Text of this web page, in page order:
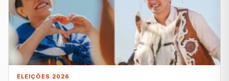
ELEIÇÕES 2026